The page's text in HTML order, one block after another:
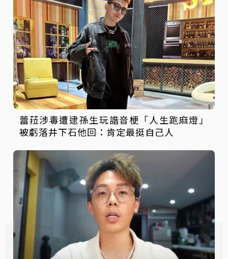
蕾菈涉毒遭逮孫生玩諧音梗「人生跑麻燈」
被虧落井下石他回：肯定最挺自己人